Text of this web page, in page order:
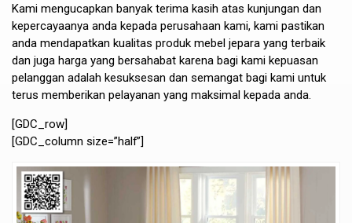
Kami mengucapkan banyak terima kasih atas kunjungan dan
kepercayaanya anda kepada perusahaan kami, kami pastikan
anda mendapatkan kualitas produk mebel jepara yang terbaik
dan juga harga yang bersahabat karena bagi kami kepuasan
pelanggan adalah kesuksesan dan semangat bagi kami untuk
terus memberikan pelayanan yang maksimal kepada anda.
[GDC_row]
[GDC_column size=”half”]